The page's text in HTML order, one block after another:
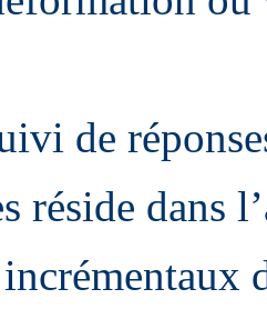
de
réside dans